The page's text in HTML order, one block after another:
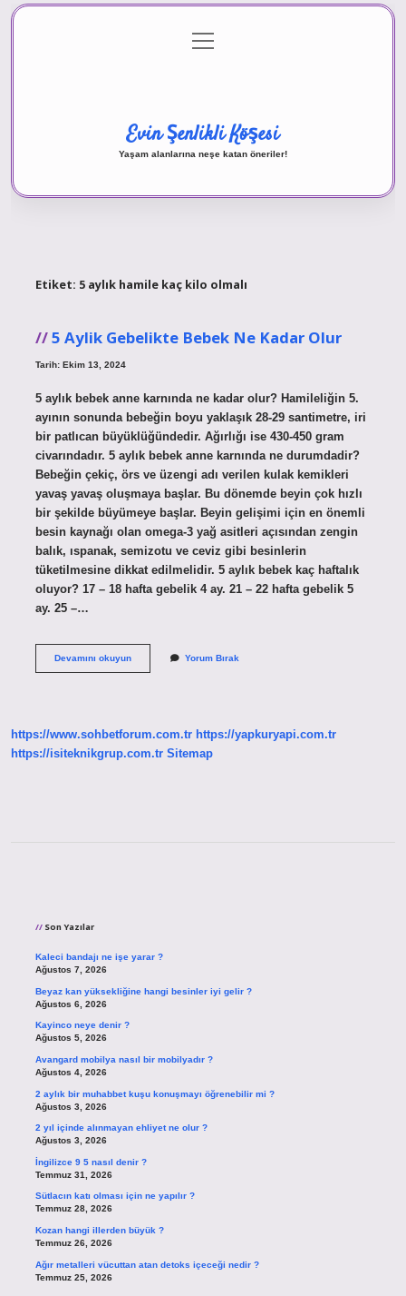
Gizlilik Politikası
menüyü
aç
Evin Şenlikli Köşesi
Yaşam alanlarına neşe katan öneriler!
Etiket: 5 aylık hamile kaç kilo olmalı
5 Aylik Gebelikte Bebek Ne Kadar Olur
Tarih: Ekim 13, 2024
5 aylık bebek anne karnında ne kadar olur? Hamileliğin 5.
ayının sonunda bebeğin boyu yaklaşık 28-29 santimetre, iri
bir patlıcan büyüklüğündedir. Ağırlığı ise 430-450 gram
civarındadır. 5 aylık bebek anne karnında ne durumdadir?
Bebeğin çekiç, örs ve üzengi adı verilen kulak kemikleri
yavaş yavaş oluşmaya başlar. Bu dönemde beyin çok hızlı
bir şekilde büyümeye başlar. Beyin gelişimi için en önemli
besin kaynağı olan omega-3 yağ asitleri açısından zengin
balık, ıspanak, semizotu ve ceviz gibi besinlerin
tüketilmesine dikkat edilmelidir. 5 aylık bebek kaç haftalık
oluyor? 17 – 18 hafta gebelik 4 ay. 21 – 22 hafta gebelik 5
ay. 25 –…
Devamını okuyun5
Olur
Yorum Bırak
https://www.sohbetforum.com.tr https://yapkuryapi.com.tr
https://isiteknikgrup.com.tr Sitemap
Son Yazılar
Kaleci bandajı ne işe yarar ?
Ağustos 7, 2026
Beyaz kan yüksekliğine hangi besinler iyi gelir ?
Ağustos 6, 2026
Kayinco neye denir ?
Ağustos 5, 2026
Avangard mobilya nasıl bir mobilyadır ?
Ağustos 4, 2026
2 aylık bir muhabbet kuşu konuşmayı öğrenebilir mi ?
Ağustos 3, 2026
2 yıl içinde alınmayan ehliyet ne olur ?
Ağustos 3, 2026
İngilizce 9 5 nasıl denir ?
Temmuz 31, 2026
Sütlacın katı olması için ne yapılır ?
Temmuz 28, 2026
Kozan hangi illerden büyük ?
Temmuz 26, 2026
Ağır metalleri vücuttan atan detoks içeceği nedir ?
Temmuz 25, 2026